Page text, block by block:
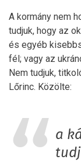
A kormány nem
tudjuk, hogy az
és egyéb
fél; vagy az
Nem tudjuk,
Lőrinc. Közölte:
a